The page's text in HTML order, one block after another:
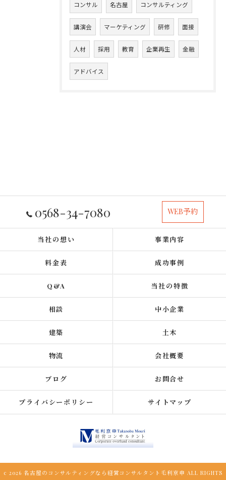
コンサル 名古屋 コンサルティング
講演会 マーケティング 研修 面接
人材 採用 教育 企業再生 金融
アドバイス
0568-34-7080 WEB予約
当社の想い 事業内容
料金表 成功事例
Q&A 当社の特徴
相談 中小企業
建築 土木
物流 会社概要
ブログ お問合せ
プライバシーポリシー サイトマップ
c 2026 名古屋のコンサルティングなら経営コンサルタント毛利京申 ALL RIGHTS